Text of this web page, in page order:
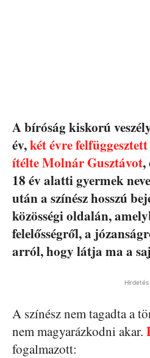
A bíróság kiskorú
év,két évre
ítélte Molnár Gusztávot,
18 év alatti gyermek
után a színész hosszú
közösségi oldalán,
felelősségről, a
arról, hogy látja ma a
Hirdetés
A színész nem tagadta a
nem magyarázkodni akar.
fogalmazott: